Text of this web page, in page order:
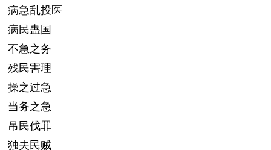
病急乱投医
病民蛊国
不急之务
残民害理
操之过急
当务之急
吊民伐罪
独夫民贼